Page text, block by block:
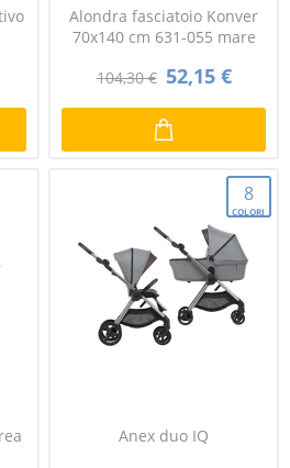
Alondra fasciatoio Konver
70x140 cm 631-055 mare
104,30 € 52,15 €
8
COLORI
Anex duo IQ